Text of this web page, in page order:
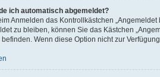
ich automatisch abgemeldet?
Anmelden das Kontrollkästchen
zu bleiben, können Sie das Kästchen
befinden. Wenn diese Option nicht zur